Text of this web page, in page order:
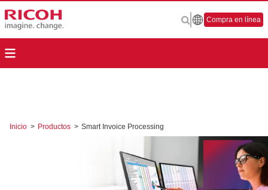
Compra en línea
Inicio > Productos > Smart Invoice Processing